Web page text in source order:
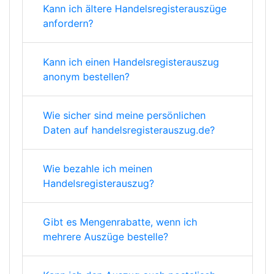
Kann ich ältere Handelsregisterauszüge
anfordern?
Kann ich einen Handelsregisterauszug
anonym bestellen?
Wie sicher sind meine persönlichen
Daten auf handelsregisterauszug.de?
Wie bezahle ich meinen
Handelsregisterauszug?
Gibt es Mengenrabatte, wenn ich
mehrere Auszüge bestelle?